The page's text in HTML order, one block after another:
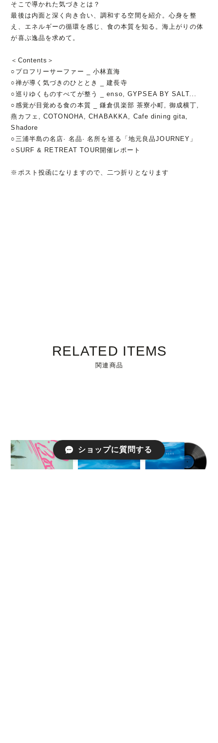
そこで導かれた気づきとは？
最後は内面と深く向き合い、調和する空間を紹介。心身を整
え、エネルギーの循環を感じ、食の本質を知る。海上がりの体
が喜ぶ逸品を求めて。
＜Contents＞
○プロフリーサーファー _ 小林直海
○禅が導く気づきのひととき _ 建長寺
○巡りゆくものすべてが整う _ enso, GYPSEA BY SALT...
○感覚が目覚める食の本質 _ 鎌倉倶楽部 茶寮小町, 御成横丁,
燕カフェ, COTONOHA, CHABAKKA, Cafe dining gita,
Shadore
○三浦半島の名店· 名品· 名所を巡る「地元良品JOURNEY」
○SURF & RETREAT TOUR開催レポート
※ポスト投函になりますので、二つ折りとなります
RELATED ITEMS
関連商品
ショップに質問する